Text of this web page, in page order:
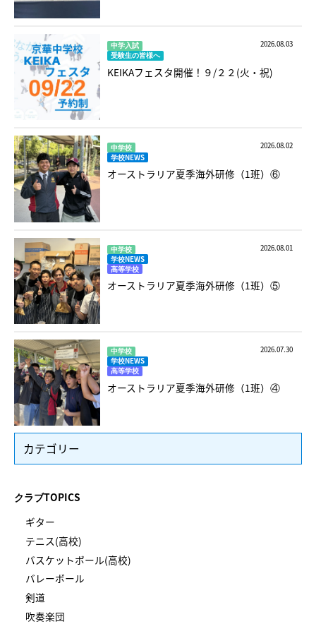
中学入試
受験生の皆様へ
2026.08.03
KEIKAフェスタ開催！９/２２(火・祝)
中学校
学校NEWS
2026.08.02
オーストラリア夏季海外研修（1班）⑥
中学校
学校NEWS
高等学校
2026.08.01
オーストラリア夏季海外研修（1班）⑤
中学校
学校NEWS
高等学校
2026.07.30
オーストラリア夏季海外研修（1班）④
カテゴリー
クラブTOPICS
ギター
テニス(高校)
バスケットボール(高校)
バレーボール
剣道
吹奏楽団